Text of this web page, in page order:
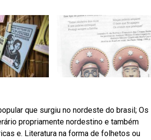
que surgiu no nordeste do brasil; Os
propriamente nordestino e também
e. Literatura na forma de folhetos ou